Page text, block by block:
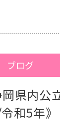
ブログ
岡県内
和5年》